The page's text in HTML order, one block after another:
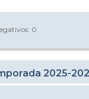
0
2025-